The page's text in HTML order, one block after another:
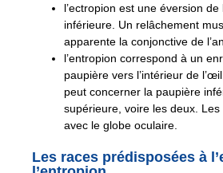
l’ectropion est une éversion
inférieure. Un relâchement
apparente la conjonctive de
l’entropion correspond à un
paupière vers l’intérieur de
peut concerner la paupière
supérieure, voire les deux.
avec le globe oculaire.
Les races prédisposées à